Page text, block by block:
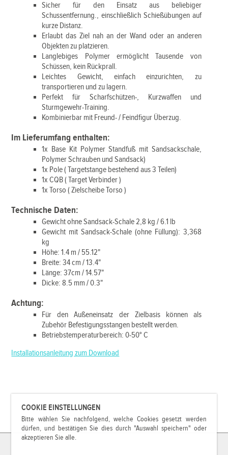
COOKIE EINSTELLUNGEN
Bitte wählen Sie nachfolgend, welche Cookies gesetzt werden
dürfen, und bestätigen Sie dies durch "Auswahl speichern" oder
akzeptieren Sie alle.
Sicher für den Einsatz aus beliebiger
Schussentfernung., einschließlich Schießübungen auf
kurze Distanz.
Erlaubt das Ziel nah an der Wand oder an anderen
Objekten zu platzieren.
Langlebiges Polymer ermöglicht Tausende von
Schüssen, kein Rückprall.
Leichtes Gewicht, einfach einzurichten, zu
transportieren und zu lagern.
Perfekt für Scharfschützen-, Kurzwaffen und
Sturmgewehr-Training.
Kombinierbar mit Freund- / Feindfigur Überzug.
Im Lieferumfang enthalten:
1x Base Kit Polymer Standfuß mit Sandsackschale,
Polymer Schrauben und Sandsack)
1x Pole ( Targetstange bestehend aus 3 Teilen)
1x CQB ( Target Verbinder )
1x Torso ( Zielscheibe Torso )
Technische Daten:
Gewicht ohne Sandsack-Schale 2,8 kg / 6.1 lb
Gewicht mit Sandsack-Schale (ohne Füllung): 3,368
kg
Höhe: 1.4 m / 55.12"
Breite: 34 cm / 13.4"
Länge: 37cm / 14.57"
Dicke: 8.5 mm / 0.3"
Achtung:
Für den Außeneinsatz der Zielbasis können als
Zubehör Befestigungsstangen bestellt werden.
Betriebstemperaturbereich: 0-50° C
Installationsanleitung zum Download